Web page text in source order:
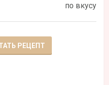
по вкусу
РЕЦЕПТ